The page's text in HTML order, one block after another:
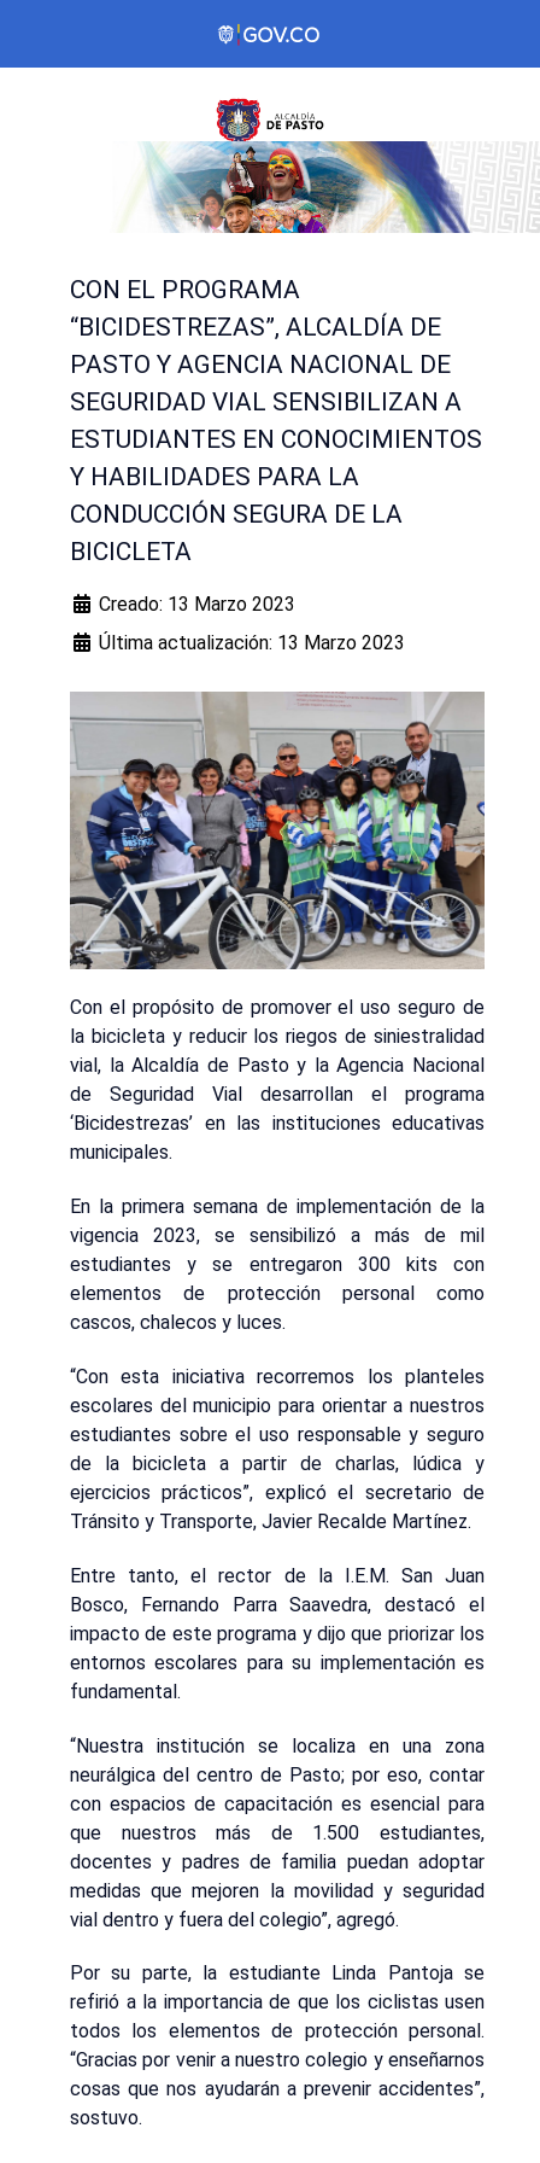
CON EL PROGRAMA
“BICIDESTREZAS”, ALCALDÍA DE
PASTO Y AGENCIA NACIONAL DE
SEGURIDAD VIAL SENSIBILIZAN A
ESTUDIANTES EN CONOCIMIENTOS
Y HABILIDADES PARA LA
CONDUCCIÓN SEGURA DE LA
BICICLETA
Creado: 13 Marzo 2023
Última actualización: 13 Marzo 2023
Con el propósito de promover el uso seguro de
la bicicleta y reducir los riegos de siniestralidad
vial, la Alcaldía de Pasto y la Agencia Nacional
de Seguridad Vial desarrollan el programa
‘Bicidestrezas’ en las instituciones educativas
municipales.
En la primera semana de implementación de la
vigencia 2023, se sensibilizó a más de mil
estudiantes y se entregaron 300 kits con
elementos de protección personal como
cascos, chalecos y luces.
“Con esta iniciativa recorremos los planteles
escolares del municipio para orientar a nuestros
estudiantes sobre el uso responsable y seguro
de la bicicleta a partir de charlas, lúdica y
ejercicios prácticos”, explicó el secretario de
Tránsito y Transporte, Javier Recalde Martínez.
Entre tanto, el rector de la I.E.M. San Juan
Bosco, Fernando Parra Saavedra, destacó el
impacto de este programa y dijo que priorizar los
entornos escolares para su implementación es
fundamental.
“Nuestra institución se localiza en una zona
neurálgica del centro de Pasto; por eso, contar
con espacios de capacitación es esencial para
que nuestros más de 1.500 estudiantes,
docentes y padres de familia puedan adoptar
medidas que mejoren la movilidad y seguridad
vial dentro y fuera del colegio”, agregó.
Por su parte, la estudiante Linda Pantoja se
refirió a la importancia de que los ciclistas usen
todos los elementos de protección personal.
“Gracias por venir a nuestro colegio y enseñarnos
cosas que nos ayudarán a prevenir accidentes”,
sostuvo.